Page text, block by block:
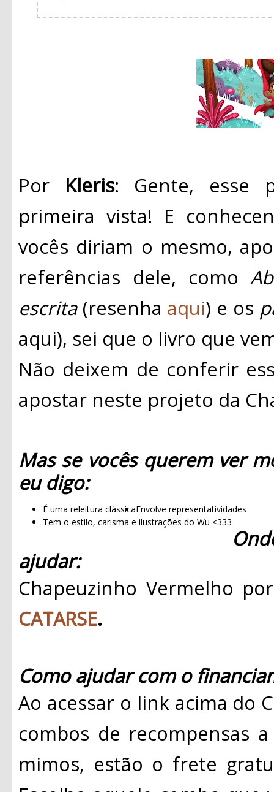
Por Kleris: Gente, esse
primeira vista! E
vocês diriam o mesmo,
referências dele, como
escrita(resenha aqui) e os
aqui), sei que o livro que
Não deixem de conferir
apostar neste projeto da
Mas se vocês querem ver
eu digo:
É uma releitura clássicaEnvolve representatividades
Tem o estilo, carisma e ilustrações do Wu <333
ajudar:
Chapeuzinho Vermelho
CATARSE.
Como ajudar com o
Ao acessar o link acima do
combos de recompensas
mimos, estão o frete